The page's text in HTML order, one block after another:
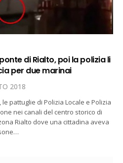
di Rialto, poi la polizia li
per due marinai
2018
pattuglie di Polizia Locale e Polizia
nei canali del centro storico di
Rialto dove una cittadina aveva